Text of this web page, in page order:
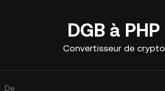
DGB à PHP
Convertisseur de crypto
De